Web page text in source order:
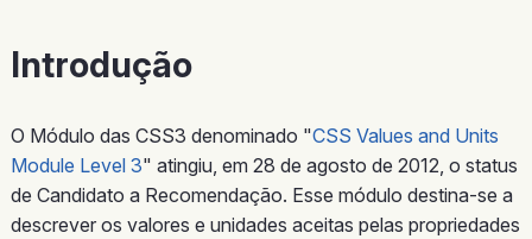
Introdução
O Módulo das CSS3 denominado "CSS Values and Units
Module Level 3" atingiu, em 28 de agosto de 2012, o status
de Candidato a Recomendação. Esse módulo destina-se a
descrever os valores e unidades aceitas pelas propriedades